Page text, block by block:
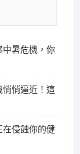
中暑危機，你
悄悄逼近！這
在侵蝕你的健